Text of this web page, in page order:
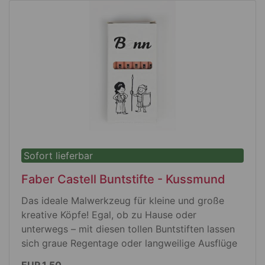
Durchmesser: 85 mm
Fassungsvermögen: 370 ml
Farbe(n): UN-Blau mit weißem UNBonn-
Logo und -Slogan, innen weiß
Material: hochtemperaturgebrannte Keramik
Außenseite: glänzend
Sofort lieferbar
Faber Castell Buntstifte - Kussmund
Das ideale Malwerkzeug für kleine und große
kreative Köpfe! Egal, ob zu Hause oder
unterwegs – mit diesen tollen Buntstiften lassen
sich graue Regentage oder langweilige Ausflüge